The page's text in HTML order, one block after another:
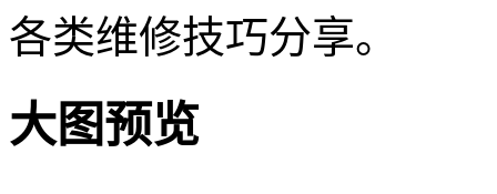
各类维修技巧分享。
大图预览